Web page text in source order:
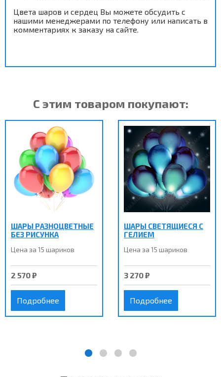
Цвета шаров и сердец Вы можете обсудить с
нашими менеджерами по телефону или написать в
комментариях к заказу на сайте.
С этим товаром покупают:
ШАРЫ РАЗНОЦВЕТНЫЕ
БЕЗ РИСУНКА
Цена за 15 шариков
2 570 ₽
Подробнее
ШАРЫ СВЕТЯЩИЕСЯ С
ГЕЛИЕМ
Цена за 15 шариков
3 270 ₽
Подробнее